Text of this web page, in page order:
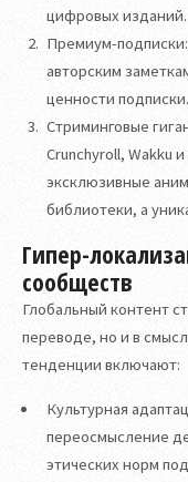
цифровых изданий.
Премиум-
авторским
ценности подписки.
Стриминговые
Crunchyroll, Wakku
эксклюзивные
библиотеки, а
Гипер-
сообществ
Глобальный контент
переводе, но и в
тенденции включают:
Культурная
переосмысление
этических норм